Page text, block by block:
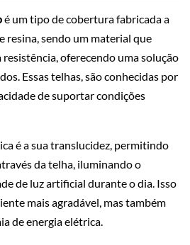
é um tipo de cobertura fabricada a
resina, sendo um material que
oferecendo uma solução
Essas telhas, são conhecidas por
de suportar condições
é a sua translucidez, permitindo
da telha, iluminando o
de luz artificial durante o dia. Isso
mais agradável, mas também
de energia elétrica.